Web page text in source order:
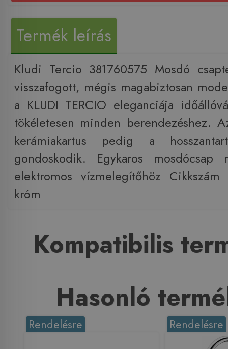
Termék leírás
Kludi Tercio 381760575 Mosdó
visszafogott, mégis magabiztosan
a KLUDI TERCIO eleganciája
tökéletesen minden berendezéshez.
kerámiakartus pedig a
gondoskodik. Egykaros mosdócsap
elektromos vízmelegítőhöz
króm
Kompatibilis
Hasonló
Rendelésre Rendelésre